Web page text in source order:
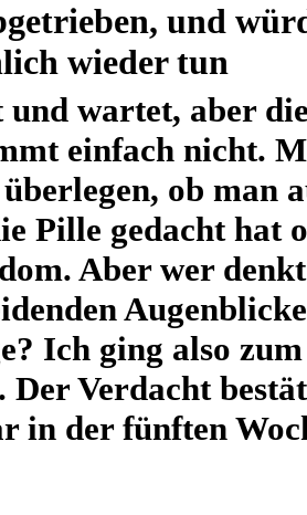
und
wieder tun
wartet, aber
einfach nicht.
ob man
Pille gedacht hat
Aber wer
Ich ging also zum
Verdacht
in der fünften